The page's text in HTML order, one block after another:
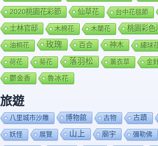
2020桃園花彩節
仙草花 台中花毯節
士林官邸 木棉花 木蘭花 桃園彩色
油桐花 玫瑰 百合 神木 繡球
荷花 菊花 落羽松 薰衣草 金
鬱金香 魯冰花
旅遊
八里城市沙雕 博物館 古物 古蹟
妖怪 展覽 山上 廟宇 彌勒佛